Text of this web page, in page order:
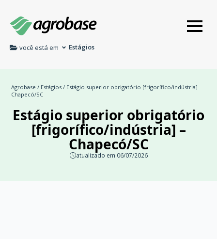
você está em Estágios
Agrobase / Estágios / Estágio superior obrigatório [frigorífico/indústria] –
Chapecó/SC
Estágio superior obrigatório
[frigorífico/indústria] –
Chapecó/SC
atualizado em 06/07/2026